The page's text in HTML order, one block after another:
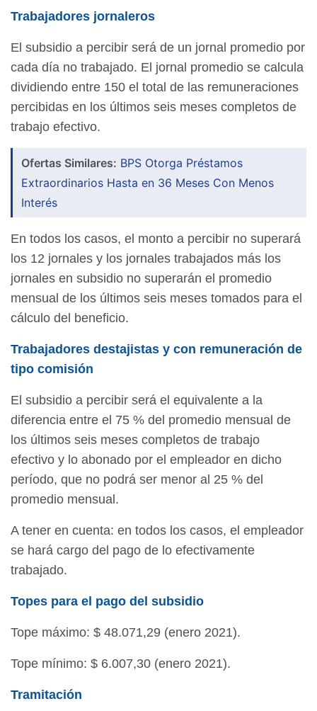
Trabajadores jornaleros
El subsidio a percibir será de un jornal promedio por
cada día no trabajado. El jornal promedio se calcula
dividiendo entre 150 el total de las remuneraciones
percibidas en los últimos seis meses completos de
trabajo efectivo.
Ofertas Similares: BPS Otorga Préstamos
Extraordinarios Hasta en 36 Meses Con Menos
Interés
En todos los casos, el monto a percibir no superará
los 12 jornales y los jornales trabajados más los
jornales en subsidio no superarán el promedio
mensual de los últimos seis meses tomados para el
cálculo del beneficio.
Trabajadores destajistas y con remuneración de
tipo comisión
El subsidio a percibir será el equivalente a la
diferencia entre el 75 % del promedio mensual de
los últimos seis meses completos de trabajo
efectivo y lo abonado por el empleador en dicho
período, que no podrá ser menor al 25 % del
promedio mensual.
A tener en cuenta: en todos los casos, el empleador
se hará cargo del pago de lo efectivamente
trabajado.
Topes para el pago del subsidio
Tope máximo: $ 48.071,29 (enero 2021).
Tope mínimo: $ 6.007,30 (enero 2021).
Tramitación